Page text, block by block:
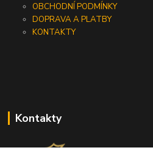
OBCHODNÍ PODMÍNKY
DOPRAVA A PLATBY
KONTAKTY
Kontakty